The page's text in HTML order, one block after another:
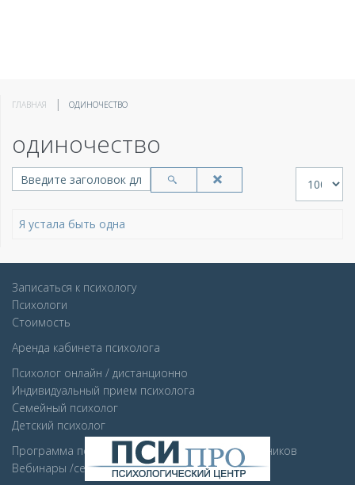
ГЛАВНАЯ ОДИНОЧЕСТВО
одиночество
Введите заголовок для поиска...
Я устала быть одна
Записаться к психологу
Психологи
Стоимость
Аренда кабинета психолога
Психолог онлайн / дистанционно
Индивидуальный прием психолога
Семейный психолог
Детcкий психолог
Программа психологической поддержки сотрудников
Вебинары /семинара для компаний